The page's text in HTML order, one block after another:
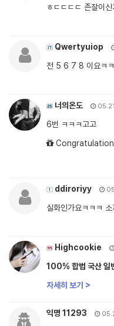
ㅎㄷㄷㄷㄷ 존잘이신
Qwertyuiop
전 5 6 7 8 이요ㅋㅋ
너의온도
6번 ㅋㅋㅋ고고
ddiroriyy
실화인가요ㅋㅋㅋ
Highcookie
100% 합법 국산
자세히 보기 >
익명 11293